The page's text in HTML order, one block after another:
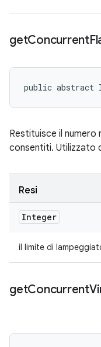
getConcurrent
public abstract
Restituisce il numero
consentiti. Utilizzato
Resi
Integer
il limite di
getConcurrent